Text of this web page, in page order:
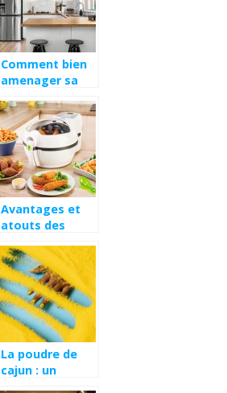
Comment bien
amenager sa
Avantages et
atouts des
friteuses Seb.
La poudre de
cajun : un